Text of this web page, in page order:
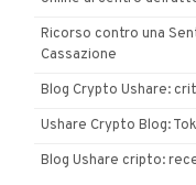
Ricorso contro una
Cassazione
Blog Crypto Ushare:
Ushare Crypto Blog:
Blog Ushare cripto: